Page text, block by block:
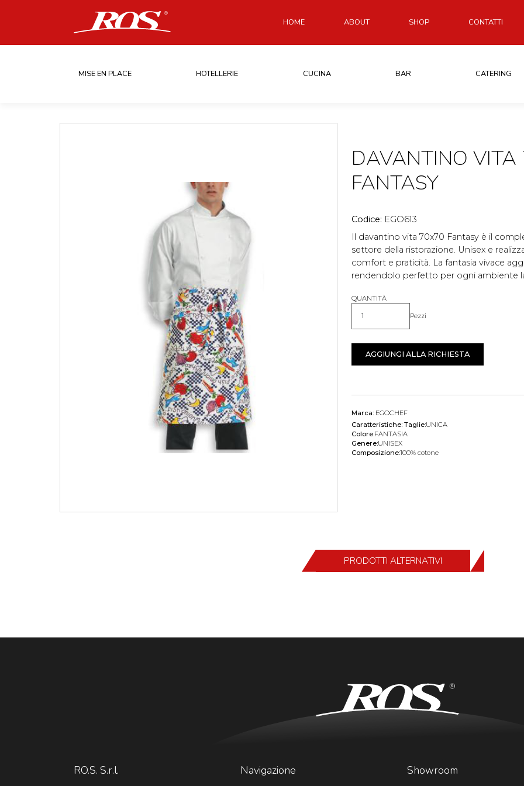
HOME ABOUT SHOP CONTATTI
MISE EN PLACE HOTELLERIE CUCINA BAR CATERING
DAVANTINO
FANTASY
Codice: EGO613
Il davantino vita 70x70 Fantasy è il
settore della ristorazione. Unisex e
comfort e praticità. La fantasia vivace
rendendolo perfetto per ogni ambiente
QUANTITÀ
Quantità Pezzi
AGGIUNGI ALLA RICHIESTA
Marca: EGOCHEF
Caratteristiche: Taglie:UNICA
Colore:FANTASIA
Genere:UNISEX
Composizione:100% cotone
PRODOTTI ALTERNATIVI
RO.S. S.r.l. Navigazione Showroom